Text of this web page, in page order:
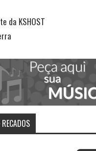
da KSHOST
RECADOS